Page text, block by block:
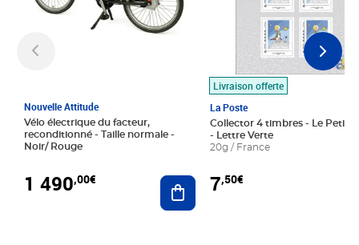
Nouvelle Attitude
Vélo électrique du facteur,
reconditionné - Taille normale -
Noir/ Rouge
1 490,00€ Ajouter au panier
Livraison offerte
La Poste
Collector 4 timbres - Le Petit
- Lettre Verte
20g / France
7,50€